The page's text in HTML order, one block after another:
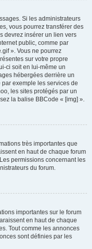
Si les administrateurs
vous pourrez transférer des
devrez insérer un lien vers
public, comme par
». Vous ne pourrez
sur votre propre
ci soit en lui-même un
hébergées derrière un
exemple les services de
les sites protégés par un
la balise BBCode « [img] ».
très importantes que
en haut de chaque forum
permissions concernant les
du forum.
importantes sur le forum
en haut de chaque
Tout comme les annonces
sont définies par les